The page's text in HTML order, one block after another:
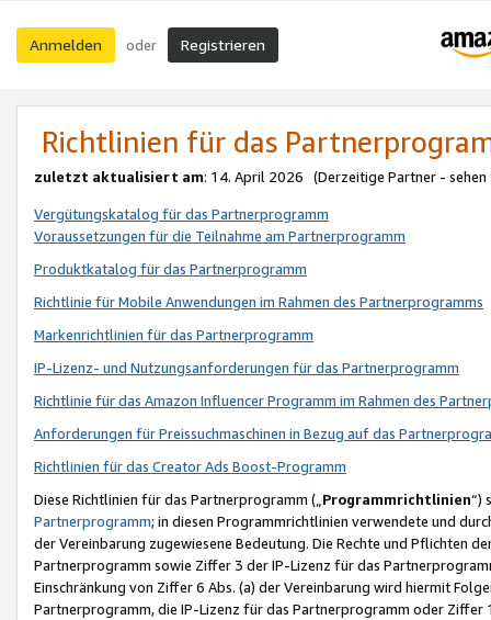
Anmelden oder Registrieren
Richtlinien für das
zuletzt aktualisiert am: 14. April 2026 (Derzeitige Partner - sehen
Vergütungskatalog für das Partnerprogramm
Voraussetzungen für die Teilnahme am Partnerprogramm
Produktkatalog für das Partnerprogramm
Richtlinie für Mobile Anwendungen im Rahmen des Partnerprogramms
Markenrichtlinien für das Partnerprogramm
IP-Lizenz- und Nutzungsanforderungen für das Partnerprogramm
Richtlinie für das Amazon Influencer Programm im Rahmen des
Anforderungen für Preissuchmaschinen in Bezug auf das
Richtlinien für das Creator Ads Boost-Programm
Diese Richtlinien für das Partnerprogramm („Programmrichtlinien“)
Partnerprogramm; in diesen Programmrichtlinien verwendete und
der Vereinbarung zugewiesene Bedeutung. Die Rechte und Pflichten
Partnerprogramm sowie Ziffer 3 der IP-Lizenz für das
Einschränkung von Ziffer 6 Abs. (a) der Vereinbarung wird hiermit
Partnerprogramm, die IP-Lizenz für das Partnerprogramm oder